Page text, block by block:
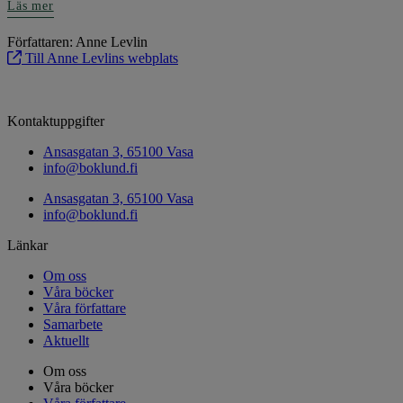
Läs mer
Författaren: Anne Levlin
Till Anne Levlins webplats
Kontaktuppgifter
Ansasgatan 3, 65100 Vasa
info@boklund.fi
Ansasgatan 3, 65100 Vasa
info@boklund.fi
Länkar
Om oss
Våra böcker
Våra författare
Samarbete
Aktuellt
Om oss
Våra böcker